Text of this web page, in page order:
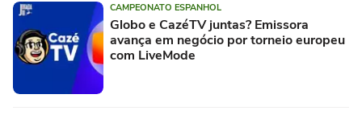
CAMPEONATO ESPANHOL
Globo e CazéTV juntas? Emissora
avança em negócio por torneio europeu
com LiveMode